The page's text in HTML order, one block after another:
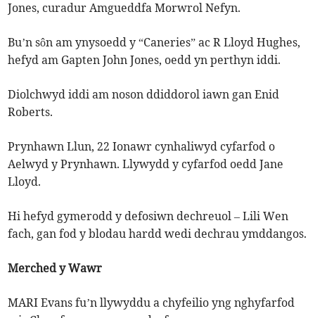
Jones, curadur Amgueddfa Morwrol Nefyn.
Bu’n sôn am ynysoedd y “Caneries” ac R Lloyd Hughes,
hefyd am Gapten John Jones, oedd yn perthyn iddi.
Diolchwyd iddi am noson ddiddorol iawn gan Enid
Roberts.
Prynhawn Llun, 22 Ionawr cynhaliwyd cyfarfod o
Aelwyd y Prynhawn. Llywydd y cyfarfod oedd Jane
Lloyd.
Hi hefyd gymerodd y defosiwn dechreuol – Lili Wen
fach, gan fod y blodau hardd wedi dechrau ymddangos.
Merched y Wawr
MARI Evans fu’n llywyddu a chyfeilio yng nghyfarfod